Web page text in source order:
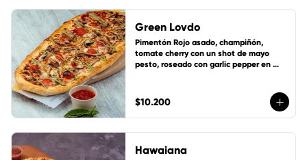
Green Lovdo
Pimentón Rojo asado, champiñón,
tomate cherry con un shot de mayo
pesto, roseado con garlic pepper en
mozzarella y 1 cup de salsa de la casa
gratis!
$10.200
Hawaiana